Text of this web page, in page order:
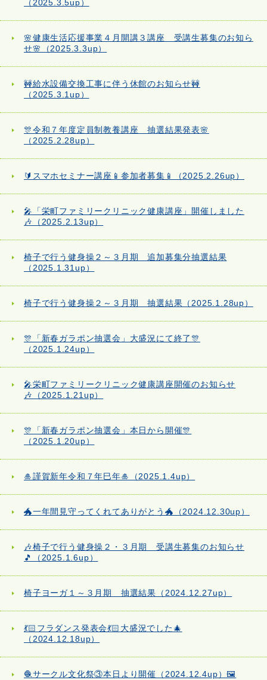
（2025.3.5up）
🌸健康生活応援事業４月開講３講座 受講生募集のお知ら
せ🌸（2025.3.3up）
🚧給水設備交換工事に伴う休館のお知らせ🚧
（2025.3.1up）
🎊令和７年度定員制教養講座 抽選結果発表🌸
（2025.2.28up）
🔰スマホセミナー講座📱参加者募集📱（2025.2.26up）
🎤「栄町ファミリークリニック健康講座」開催しました
🎶（2025.2.13up）
椅子で行う健身操２～３月期 追加募集分抽選結果
（2025.1.31up）
椅子で行う健身操２～３月期 抽選結果（2025.1.28up）
🎊「新春ガラポン抽選会」大盛況にて終了🎊
（2025.1.24up）
🎤栄町ファミリークリニック健康講座開催のお知らせ
🎶（2025.1.21up）
🎊「新春ガラポン抽選会」本日から開催🎊
（2025.1.20up）
🎍謹賀新年令和７年巳年🎍（2025.1.4up）
🐲一年間見守ってくれてありがとう🐲（2024.12.30up）
🎶椅子で行う健身操２・３月期 受講生募集のお知らせ
🎵（2025.1.6up）
椅子ヨーガ１～３月期 抽選結果（2024.12.27up）
💃🏻フラダンス発表会💃🏻大盛況でした🎄
（2024.12.18up）
🧶サークル文化祭③本日より開催（2024.12.4up）🖼️